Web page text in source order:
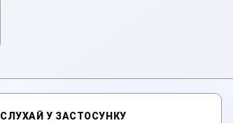
СЛУХАЙ У ЗАСТОСУНКУ